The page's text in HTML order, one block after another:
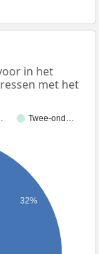
in het
met het
Twee-ond…
32%